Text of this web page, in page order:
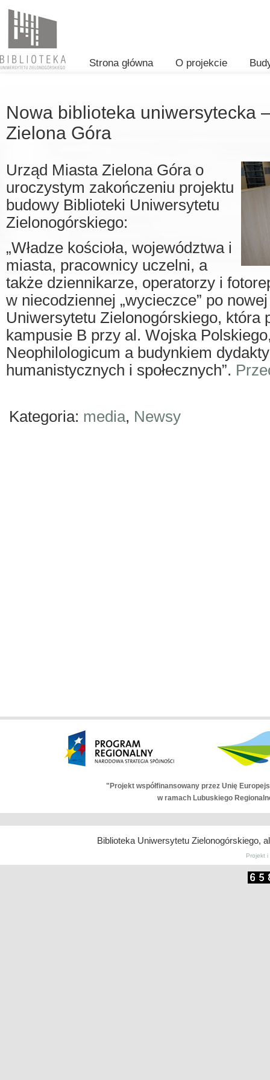
Strona główna O projekcie
Nowa biblioteka uniwersytecka
Zielona Góra
Urząd Miasta Zielona Góra o
uroczystym zakończeniu projektu
budowy Biblioteki Uniwersytetu
Zielonogórskiego:
„Władze kościoła, województwa i
miasta, pracownicy uczelni, a
także dziennikarze, operatorzy i
w niecodziennej „wycieczce” po
Uniwersytetu Zielonogórskiego, która
kampusie B przy al. Wojska
Neophilologicum a budynkiem
humanistycznych i społecznych”.
Kategoria: media, Newsy
"Projekt współfinansowany przez Unię
w ramach Lubuskiego
Biblioteka Uniwersytetu Zielonogórskiego,
Projekt